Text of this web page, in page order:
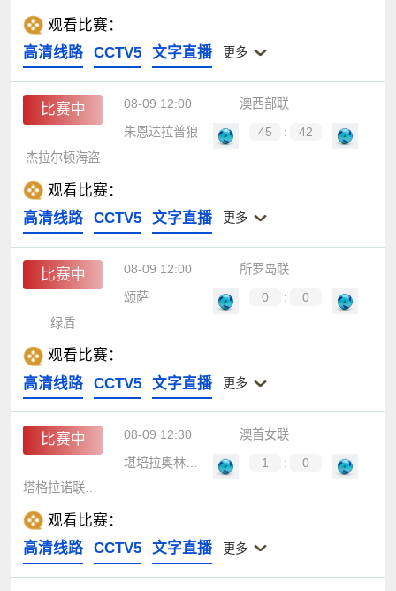
观看比赛：
高清线路
CCTV5 文字直播 更多
比赛中 08-09 12:00
澳西部联
朱恩达拉普狼
45 :
42
杰拉尔顿海盗
观看比赛：
高清线路
CCTV5 文字直播 更多
比赛中 08-09 12:00
所罗岛联
颂萨
0 :
0
绿盾
观看比赛：
高清线路
CCTV5 文字直播 更多
比赛中 08-09 12:30
澳首女联
堪培拉奥林匹克女足
1 :
0
塔格拉诺联女足
观看比赛：
高清线路
CCTV5 文字直播 更多